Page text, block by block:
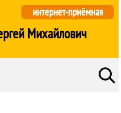
Михайлович
интернет-приёмная